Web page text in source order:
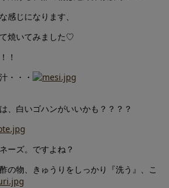
感じになります、
焼いてみました♡
！
・・・
、白いゴハンがいいかも？？？？
ーズ。ですよね？
の物、きゅうりをしっかり『洗う』、こ